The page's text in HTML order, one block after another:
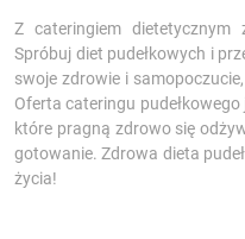
Z cateringiem dietetycznym
Spróbuj diet pudełkowych i
swoje zdrowie i
Oferta cateringu
które pragną zdrowo się
gotowanie. Zdrowa dieta
życia!